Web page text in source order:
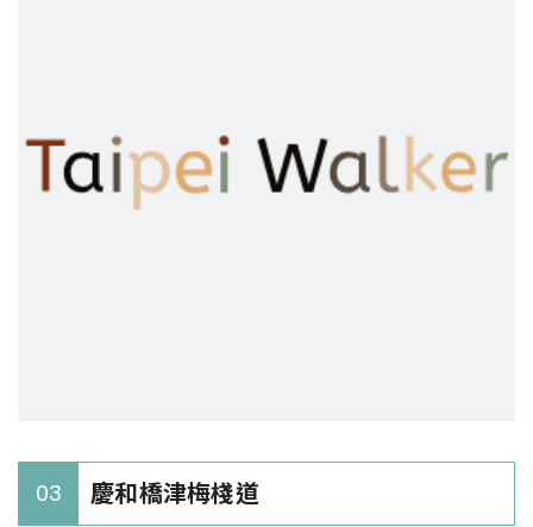
03 慶和橋津梅棧道